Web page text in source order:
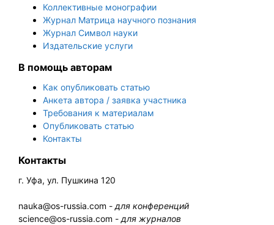
Коллективные монографии
Журнал Матрица научного познания
Журнал Символ науки
Издательские услуги
В помощь авторам
Как опубликовать статью
Анкета автора / заявка участника
Требования к материалам
Опубликовать статью
Контакты
Контакты
г. Уфа, ул. Пушкина 120
nauka@os-russia.com - для конференций
science@os-russia.com - для журналов